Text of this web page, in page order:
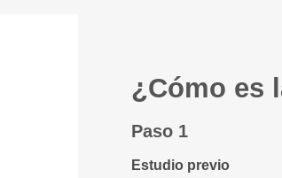
¿Cómo es
Paso 1
Estudio previo